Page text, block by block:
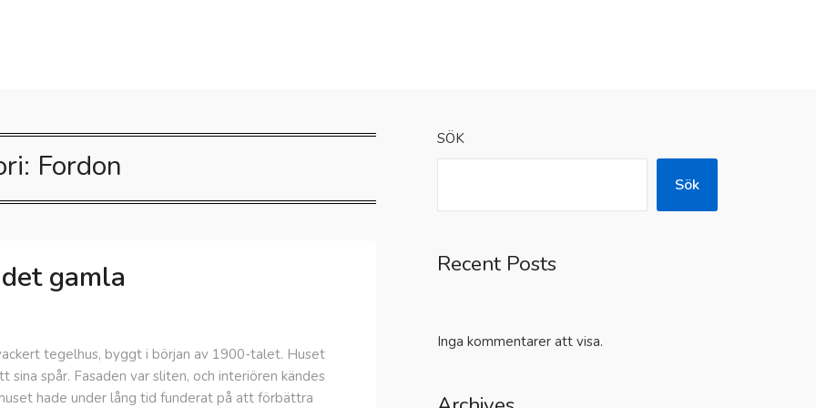
Fordon
gamla
tegelhus, byggt i början av 1900-talet. Huset
spår. Fasaden var sliten, och interiören kändes
hade under lång tid funderat på att förbättra
SÖK
Sök
Recent Posts
Inga kommentarer att visa.